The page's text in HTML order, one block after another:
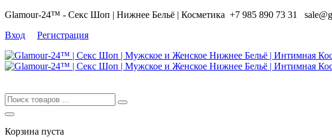
Glamour-24™ - Секс Шоп | Нижнее Бельё | Косметика +7 985 890 73 31
Вход
Регистрация
Корзина пуста